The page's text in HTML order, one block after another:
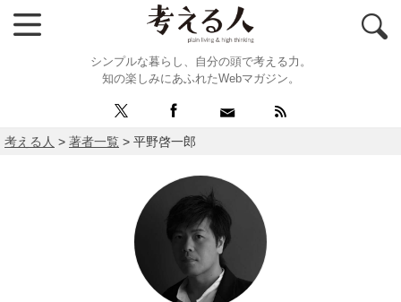
シンプルな暮らし、自分の頭で考える力。
知の楽しみにあふれたWebマガジン。
考える人 > 著者一覧 > 平野啓一郎